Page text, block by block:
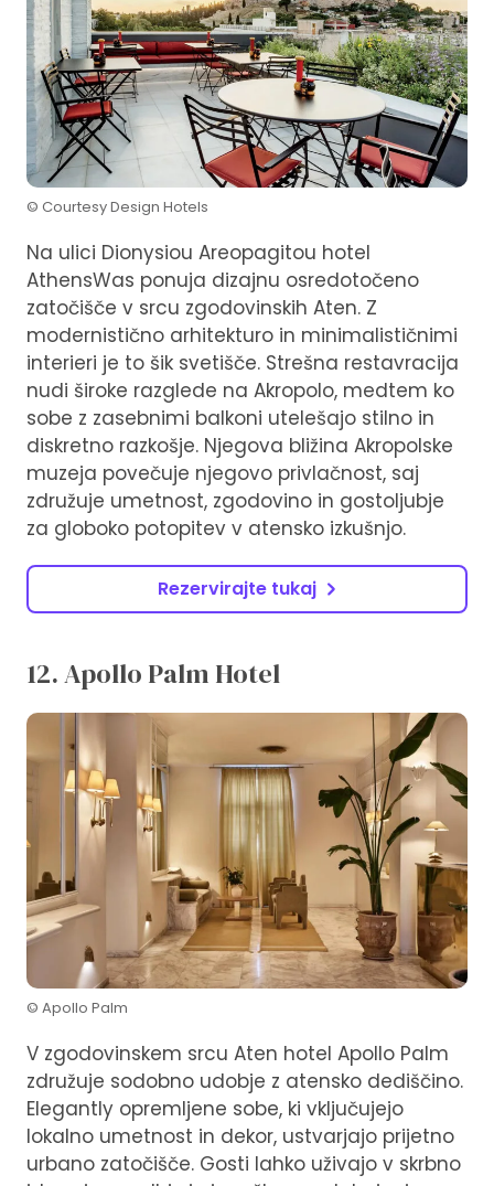
© Courtesy Design Hotels
Na ulici Dionysiou Areopagitou hotel
AthensWas ponuja dizajnu osredotočeno
zatočišče v srcu zgodovinskih Aten. Z
modernistično arhitekturo in minimalističnimi
interieri je to šik svetišče. Strešna restavracija
nudi široke razglede na Akropolo, medtem ko
sobe z zasebnimi balkoni utelešajo stilno in
diskretno razkošje. Njegova bližina Akropolske
muzeja povečuje njegovo privlačnost, saj
združuje umetnost, zgodovino in gostoljubje
za globoko potopitev v atensko izkušnjo.
Rezervirajte tukaj
12. Apollo Palm Hotel
© Apollo Palm
V zgodovinskem srcu Aten hotel Apollo Palm
združuje sodobno udobje z atensko dediščino.
Elegantly opremljene sobe, ki vključujejo
lokalno umetnost in dekor, ustvarjajo prijetno
urbano zatočišče. Gosti lahko uživajo v skrbno